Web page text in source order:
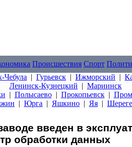
Происшествия Спорт
Чебула | Гурьевск | Ижморский |
Ленинск-Кузнецкий | Мариинск
| Полысаево| Прокопьевск|
| Юрга | Яшкино | Яя |
введен в
обработки данных